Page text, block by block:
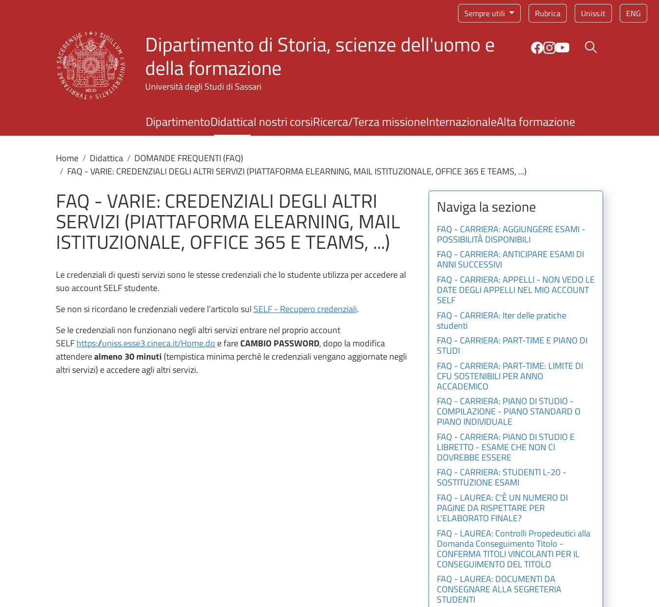
Sempre utili Rubrica Uniss.it ENG
Dipartimento di Storia, scienze dell'uomo e
della formazione
Università degli Studi di Sassari
Bottone cerca
DipartimentoDidatticaI nostri corsiRicerca/Terza missioneInternazionaleAlta formazione
Home Didattica
DOMANDE FREQUENTI (FAQ)
FAQ - VARIE: CREDENZIALI DEGLI ALTRI SERVIZI (PIATTAFORMA ELEARNING, MAIL ISTITUZIONALE, OFFICE 365 E TEAMS, ...)
FAQ - VARIE: CREDENZIALI DEGLI ALTRI
SERVIZI (PIATTAFORMA ELEARNING, MAIL
ISTITUZIONALE, OFFICE 365 E TEAMS, ...)
Le credenziali di questi servizi sono le stesse credenziali che lo studente utilizza per accedere al
suo account SELF studente.
Se non si ricordano le credenziali vedere l’articolo sul SELF - Recupero credenziali.
Se le credenziali non funzionano negli altri servizi entrare nel proprio account
SELFhttps://uniss.esse3.cineca.it/Home.do e fareCAMBIO PASSWORD, dopo la modifica
attenderealmeno 30 minuti (tempistica minima perchè le credenziali vengano aggiornate negli
altri servizi) e accedere agli altri servizi.
Naviga la sezione
FAQ - CARRIERA: AGGIUNGERE ESAMI -
POSSIBILITÀ DISPONIBILI
FAQ - CARRIERA: ANTICIPARE ESAMI DI
ANNI SUCCESSIVI
FAQ - CARRIERA: APPELLI - NON VEDO LE
DATE DEGLI APPELLI NEL MIO ACCOUNT
SELF
FAQ - CARRIERA: Iter delle pratiche
studenti
FAQ - CARRIERA: PART-TIME E PIANO DI
STUDI
FAQ - CARRIERA: PART-TIME: LIMITE DI
CFU SOSTENIBILI PER ANNO
ACCADEMICO
FAQ - CARRIERA: PIANO DI STUDIO -
COMPILAZIONE - PIANO STANDARD O
PIANO INDIVIDUALE
FAQ - CARRIERA: PIANO DI STUDIO E
LIBRETTO - ESAME CHE NON CI
DOVREBBE ESSERE
FAQ - CARRIERA: STUDENTI L-20 -
SOSTITUZIONE ESAMI
FAQ - LAUREA: C'È UN NUMERO DI
PAGINE DA RISPETTARE PER
L'ELABORATO FINALE?
FAQ - LAUREA: Controlli Propedeutici alla
Domanda Conseguimento Titolo -
CONFERMA TITOLI VINCOLANTI PER IL
CONSEGUIMENTO DEL TITOLO
FAQ - LAUREA: DOCUMENTI DA
CONSEGNARE ALLA SEGRETERIA
STUDENTI